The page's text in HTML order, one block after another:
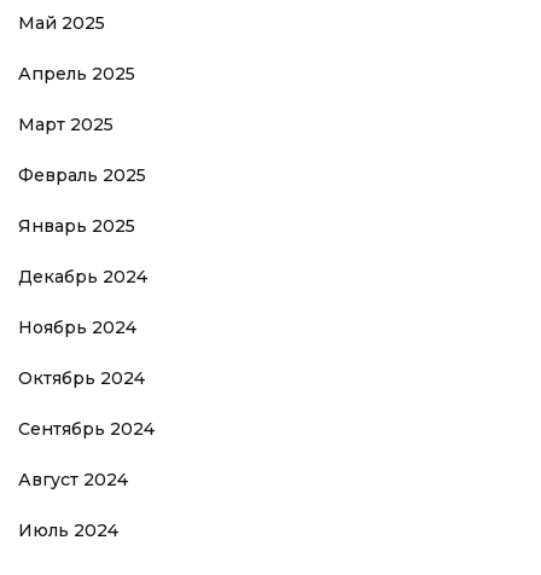
Май 2025
Апрель 2025
Март 2025
Февраль 2025
Январь 2025
Декабрь 2024
Ноябрь 2024
Октябрь 2024
Сентябрь 2024
Август 2024
Июль 2024